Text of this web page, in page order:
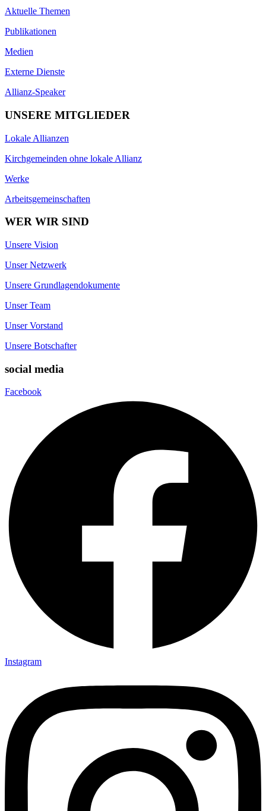
Aktuelle Themen
Publikationen
Medien
Externe Dienste
Allianz-Speaker
UNSERE MITGLIEDER
Lokale Allianzen
Kirchgemeinden ohne lokale Allianz
Werke
Arbeitsgemeinschaften
WER WIR SIND
Unsere Vision
Unser Netzwerk
Unsere Grundlagendokumente
Unser Team
Unser Vorstand
Unsere Botschafter
social media
Facebook
Instagram